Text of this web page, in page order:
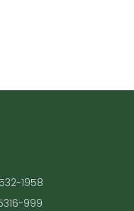
1958
999